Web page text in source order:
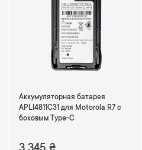
ю
Аккумуляторная батарея
APLI4811C31 для Motorola R7 с
боковым Type-С